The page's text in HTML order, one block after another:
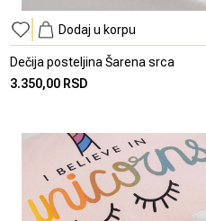
Dodaj u korpu
Dečija posteljina Šarena srca
3.350,00 RSD